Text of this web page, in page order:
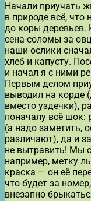
Начали приучать
в природе всё,
до коры деревьев.
сена-соломы за
наши ослики
хлеб и капусту.
и начал я с ними
Первым делом
выводил на корде
вместо уздечки),
поначалу всё шок:
(а надо заметить,
различают), да и
не вытравить! Мы
например, метку
краска — он её
что будет за
внезапно